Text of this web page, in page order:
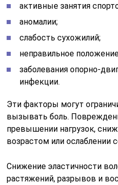
активные занятия
аномалии;
слабость сухожилий;
неправильное
заболевания опорно-
инфекции.
Эти факторы могут
вызывать боль.
превышении нагрузок,
возрастом или ослаблении
Снижение эластичности
растяжений, разрывов и